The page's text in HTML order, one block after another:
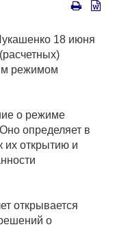
18 июня
режимом
о режиме
определяет в
их открытию и
открывается
о